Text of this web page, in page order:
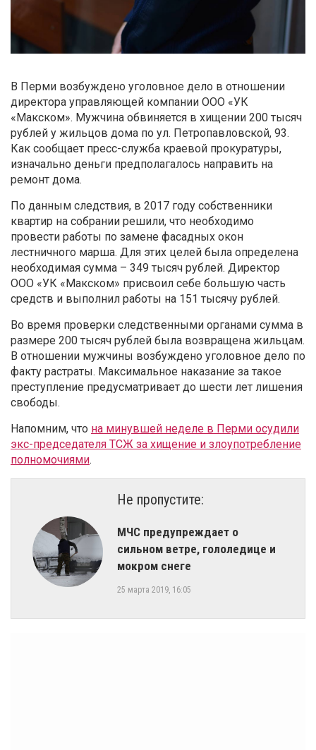
В Перми возбуждено уголовное дело в отношении
директора управляющей компании ООО «УК
«Макском». Мужчина обвиняется в хищении 200 тысяч
рублей у жильцов дома по ул. Петропавловской, 93.
Как сообщает пресс-служба краевой прокуратуры,
изначально деньги предполагалось направить на
ремонт дома.
По данным следствия, в 2017 году собственники
квартир на собрании решили, что необходимо
провести работы по замене фасадных окон
лестничного марша. Для этих целей была определена
необходимая сумма – 349 тысяч рублей. Директор
ООО «УК «Макском» присвоил себе большую часть
средств и выполнил работы на 151 тысячу рублей.
Во время проверки следственными органами сумма в
размере 200 тысяч рублей была возвращена жильцам.
В отношении мужчины возбуждено уголовное дело по
факту растраты. Максимальное наказание за такое
преступление предусматривает до шести лет лишения
свободы.
Напомним, что на минувшей неделе в Перми осудили
экс-председателя ТСЖ за хищение и злоупотребление
полномочиями.
Не пропустите:
МЧС предупреждает о
сильном ветре, гололедице и
мокром снеге
25 марта 2019, 16:05